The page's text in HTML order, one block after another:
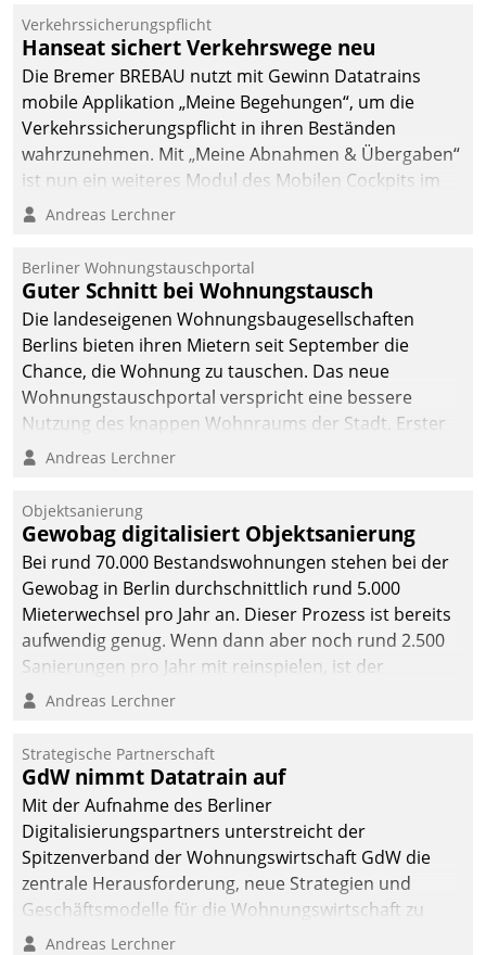
Verkehrssicherungspflicht
Hanseat sichert Verkehrswege neu
Die Bremer BREBAU nutzt mit Gewinn Datatrains
mobile Applikation „Meine Begehungen“, um die
Verkehrssicherungspflicht in ihren Beständen
wahrzunehmen. Mit „Meine Abnahmen & Übergaben“
ist nun ein weiteres Modul des Mobilen Cockpits im
Einsatz.
Andreas Lerchner
Berliner Wohnungstauschportal
Guter Schnitt bei Wohnungstausch
Die landeseigenen Wohnungsbaugesellschaften
Berlins bieten ihren Mietern seit September die
Chance, die Wohnung zu tauschen. Das neue
Wohnungstauschportal verspricht eine bessere
Nutzung des knappen Wohnraums der Stadt. Erster
Anwendungsfall für Datatrains Lösung API-Hub mit
Unternehmen.
Andreas Lerchner
Objektsanierung
Gewobag digitalisiert Objektsanierung
Bei rund 70.000 Bestandswohnungen stehen bei der
Gewobag in Berlin durchschnittlich rund 5.000
Mieterwechsel pro Jahr an. Dieser Prozess ist bereits
aufwendig genug. Wenn dann aber noch rund 2.500
Sanierungen pro Jahr mit reinspielen, ist der
Betreuungs- und Organisationsaufwand immens. Im
kommunale Wohnungsbauunternehmen daher
gemeinsam mit der Berliner Datatrain GmbH den
Teilprozess der Objektsanierung digitalisiert.
Andreas Lerchner
Strategische Partnerschaft
GdW nimmt Datatrain auf
Mit der Aufnahme des Berliner
Digitalisierungspartners unterstreicht der
Spitzenverband der Wohnungswirtschaft GdW die
zentrale Herausforderung, neue Strategien und
Geschäftsmodelle für die Wohnungswirtschaft zu
entwickeln.
Andreas Lerchner